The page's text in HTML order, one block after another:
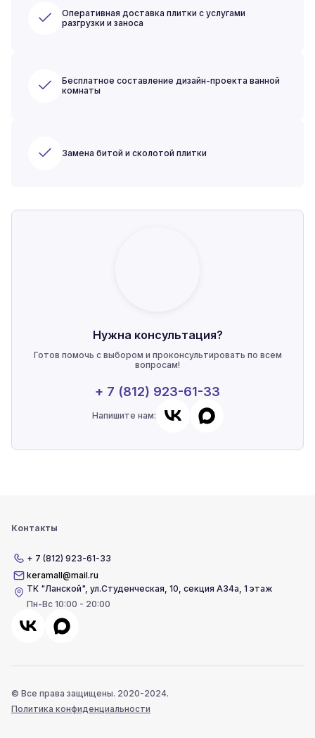
Оперативная доставка плитки с услугами
разгрузки и заноса
Бесплатное составление дизайн-проекта ванной
комнаты
Замена битой и сколотой плитки
Нужна консультация?
Готов помочь с выбором и проконсультировать по всем
вопросам!
+ 7 (812) 923-61-33
Напишите нам:
Контакты
+ 7 (812) 923-61-33
keramall@mail.ru
ТК "Ланской",ул.Студенческая, 10, секция А34а, 1 этаж
Пн-Вс 10:00 - 20:00
© Все права защищены. 2020-2024.
Политика конфиденциальности